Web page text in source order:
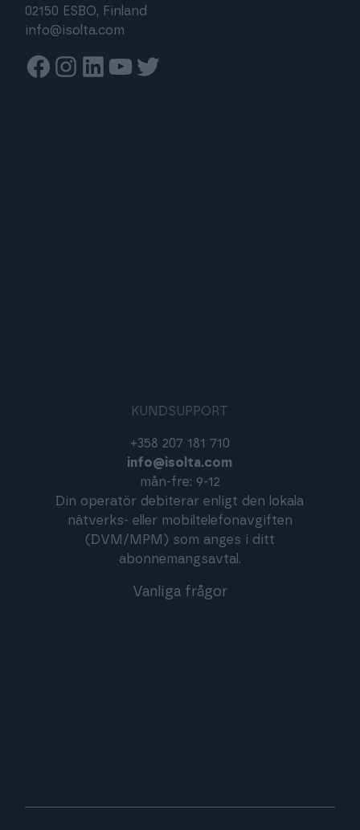
02150 ESBO, Finland
info@isolta.com
Facebook
Instagram
Linkedin
Youtube
Twitter
KUNDSUPPORT
+358 207 181 710
info@isolta.com
mån-fre: 9-12
Din operatör debiterar enligt den lokala
nätverks- eller mobiltelefonavgiften
(DVM/MPM) som anges i ditt
abonnemangsavtal.
Vanliga frågor